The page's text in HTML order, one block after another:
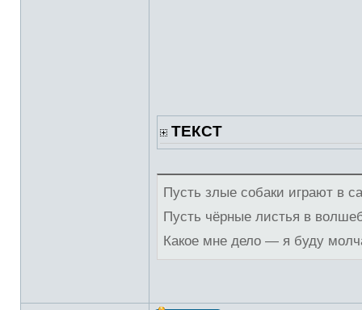
ТЕКСТ
Пусть злые собаки играют в
Пусть чёрные листья в
Какое мне дело — я буду